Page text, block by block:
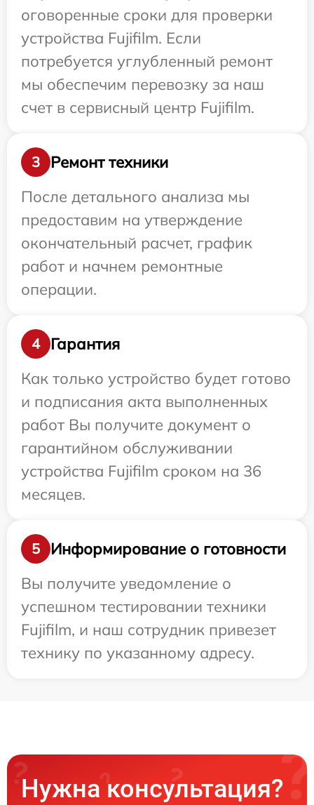
оговоренные сроки для проверки
устройства Fujifilm. Если
потребуется углубленный ремонт
мы обеспечим перевозку за наш
счет в сервисный центр Fujifilm.
3
Ремонт техники
После детального анализа мы
предоставим на утверждение
окончательный расчет, график
работ и начнем ремонтные
операции.
4
Гарантия
Как только устройство будет готово
и подписания акта выполненных
работ Вы получите документ о
гарантийном обслуживании
устройства Fujifilm сроком на 36
месяцев.
5
Информирование о готовности
Вы получите уведомление о
успешном тестировании техники
Fujifilm, и наш сотрудник привезет
технику по указанному адресу.
Нужна консультация?